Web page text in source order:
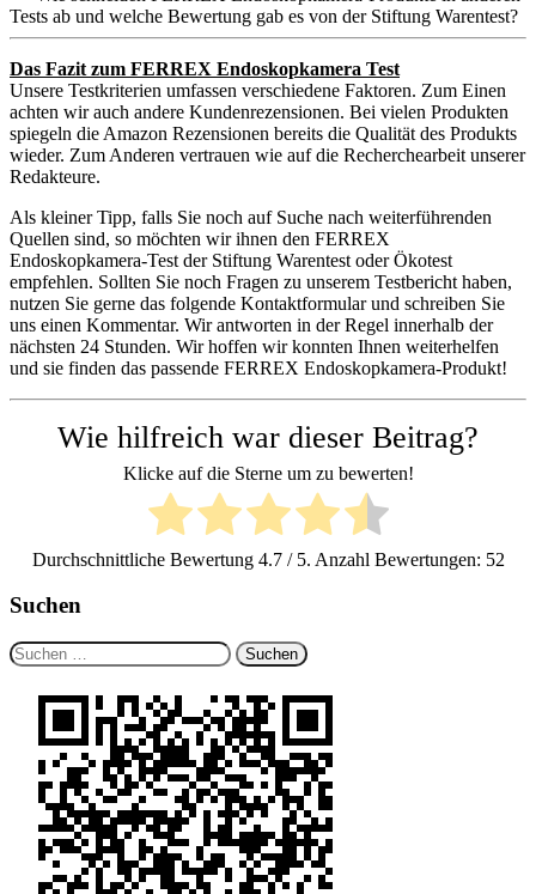
Tests ab und welche Bewertung gab es von der Stiftung Warentest?
Das Fazit zum FERREX Endoskopkamera Test
Unsere Testkriterien umfassen verschiedene Faktoren. Zum Einen
achten wir auch andere Kundenrezensionen. Bei vielen Produkten
spiegeln die Amazon Rezensionen bereits die Qualität des Produkts
wieder. Zum Anderen vertrauen wie auf die Recherchearbeit unserer
Redakteure.
Als kleiner Tipp, falls Sie noch auf Suche nach weiterführenden
Quellen sind, so möchten wir ihnen den FERREX
Endoskopkamera-Test der Stiftung Warentest oder Ökotest
empfehlen. Sollten Sie noch Fragen zu unserem Testbericht haben,
nutzen Sie gerne das folgende Kontaktformular und schreiben Sie
uns einen Kommentar. Wir antworten in der Regel innerhalb der
nächsten 24 Stunden. Wir hoffen wir konnten Ihnen weiterhelfen
und sie finden das passende FERREX Endoskopkamera-Produkt!
Wie hilfreich war dieser Beitrag?
Klicke auf die Sterne um zu bewerten!
Durchschnittliche Bewertung 4.7/ 5. Anzahl Bewertungen: 52
Suchen
Suchen
nach: